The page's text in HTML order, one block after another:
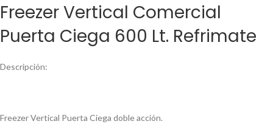
Freezer Vertical Comercial
Puerta Ciega 600 Lt. Refrimate
Descripción:
Freezer Vertical Puerta Ciega doble acción.